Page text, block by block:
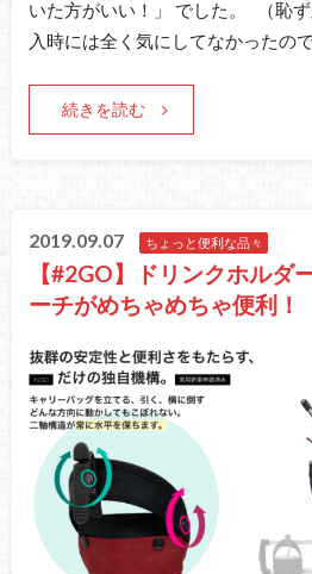
いた方がいい！」 でした。 （恥
入時には全く気にしてなかったの
続きを読む
2019.09.07 ちょっと便利な品々
【#2GO】ドリンクホルダ
ーチがめちゃめちゃ便利！